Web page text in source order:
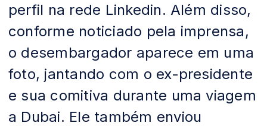
perfil na rede Linkedin. Além disso,
conforme noticiado pela imprensa,
o desembargador aparece em uma
foto, jantando com o ex-presidente
e sua comitiva durante uma viagem
a Dubai. Ele também enviou